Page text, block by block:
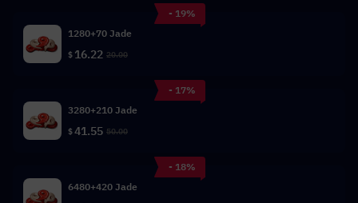
- 19%
1280+70 Jade
$ 16.22 20.00
- 17%
3280+210 Jade
$41.55 50.00
- 18%
6480+420 Jade